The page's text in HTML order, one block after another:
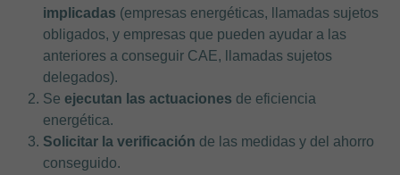
implicadas (empresas energéticas, llamadas sujetos
obligados, y empresas que pueden ayudar a las
anteriores a conseguir CAE, llamadas sujetos
delegados).
Se ejecutan las actuaciones de eficiencia
energética.
Solicitar la verificación de las medidas y del ahorro
conseguido.